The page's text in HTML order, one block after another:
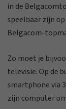
in de
speelbaar zijn
Belgacom-
Zo moet je
televisie. Op de
smartphone via
zijn computer